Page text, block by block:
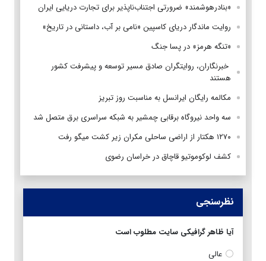
«بنادرهوشمند» ضرورتی اجتناب‌ناپذیر برای تجارت دریایی ایران
روایت ماندگار دریای کاسپین «نامی بر آب، داستانی در تاریخ»
«تنگه هرمز» در پسا جنگ
‌ خبرنگاران، روایتگران صادق مسیر توسعه و پیشرفت کشور
هستند
مکالمه رایگان ایرانسل به مناسبت روز تبریز
سه واحد نیروگاه برقابی چمشیر به شبکه سراسری برق متصل شد
۱۲۷۰ هکتار از اراضی ساحلی مکران زیر کشت میگو رفت
کشف لوکوموتیو قاچاق در خراسان رضوی
نظرسنجی
آیا ظاهر گرافیکی سایت مطلوب است
عالی